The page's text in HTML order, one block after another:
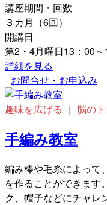
講座期間・回数
３カ月（6回）
開講日
第2・4月曜日13：00
詳細を見る
お問合せ・お申込み
趣味を広げる ｜ 脳の
手編み教室
編み棒や毛糸によって
を作ることができます
ク、帽子などにチャ